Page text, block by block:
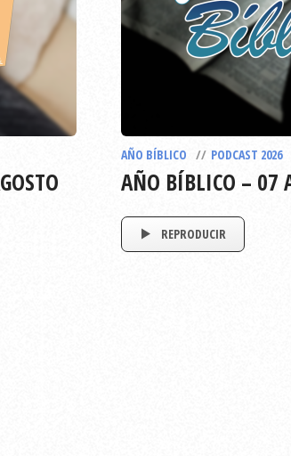
AÑO BÍBLICO PODCAST 2026
AÑO BÍBLICO – 07
REPRODUCIR